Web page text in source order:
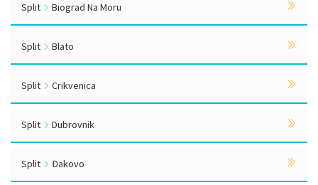
Split Biograd Na Moru
Split Blato
Split Crikvenica
Split Dubrovnik
Split Đakovo